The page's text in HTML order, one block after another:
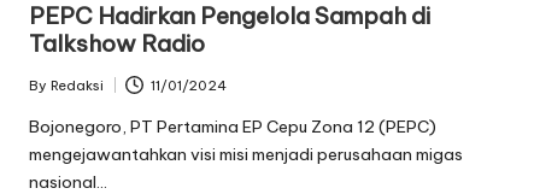
PEPC Hadirkan Pengelola Sampah di
Talkshow Radio
Posted
by
By Redaksi 11/01/2024
Bojonegoro, PT Pertamina EP Cepu Zona 12 (PEPC)
mengejawantahkan visi misi menjadi perusahaan migas
nasional…